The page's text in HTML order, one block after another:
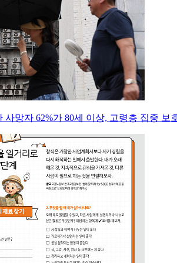
사망자 62%가 80세 이상, 고령층 집중 보